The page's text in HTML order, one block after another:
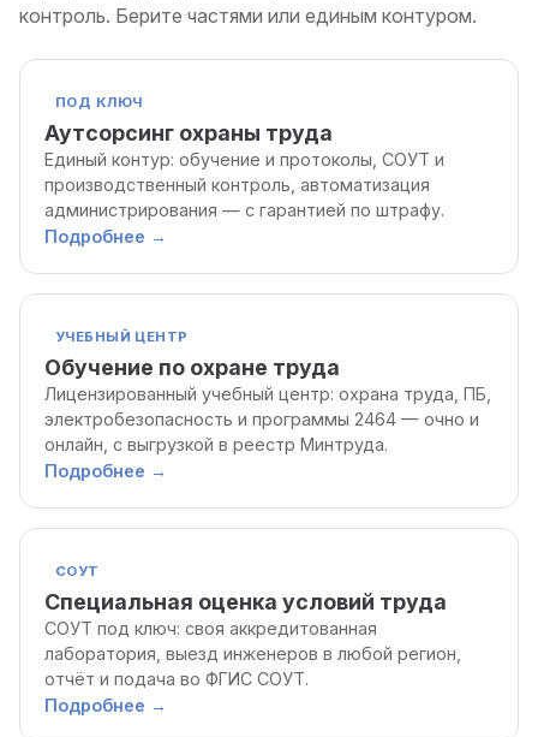
контроль. Берите частями или единым контуром.
ПОД КЛЮЧ
Аутсорсинг охраны труда
Единый контур: обучение и протоколы, СОУТ и
производственный контроль, автоматизация
администрирования — с гарантией по штрафу.
Подробнее →
УЧЕБНЫЙ ЦЕНТР
Обучение по охране труда
Лицензированный учебный центр: охрана труда, ПБ,
электробезопасность и программы 2464 — очно и
онлайн, с выгрузкой в реестр Минтруда.
Подробнее →
СОУТ
Специальная оценка условий труда
СОУТ под ключ: своя аккредитованная
лаборатория, выезд инженеров в любой регион,
отчёт и подача во ФГИС СОУТ.
Подробнее →